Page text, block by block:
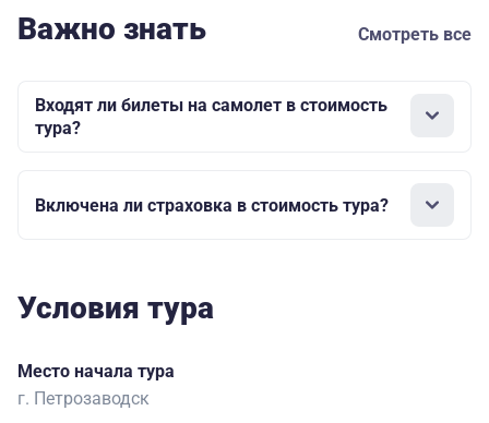
Важно знать Смотреть все
Входят ли билеты на самолет в стоимость
тура?
Включена ли страховка в стоимость тура?
Условия тура
Место начала тура
г. Петрозаводск